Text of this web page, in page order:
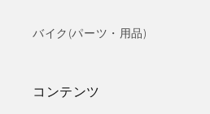
バイク(パーツ・用品)
コンテンツ